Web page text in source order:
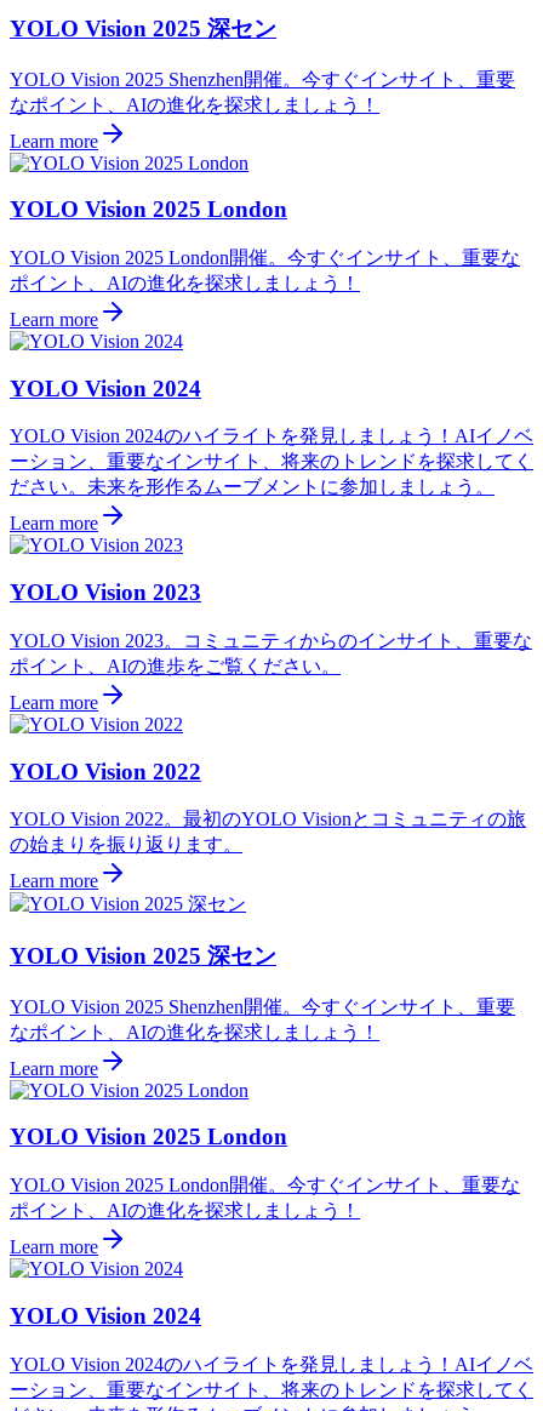
YOLO Vision 2025 深セン
YOLO Vision 2025 Shenzhen開催。今すぐインサイト、重要
なポイント、AIの進化を探求しましょう！
Learn more
YOLO Vision 2025 London
YOLO Vision 2025 London開催。今すぐインサイト、重要な
ポイント、AIの進化を探求しましょう！
Learn more
YOLO Vision 2024
YOLO Vision 2024のハイライトを発見しましょう！AIイノベ
ーション、重要なインサイト、将来のトレンドを探求してく
ださい。未来を形作るムーブメントに参加しましょう。
Learn more
YOLO Vision 2023
YOLO Vision 2023。コミュニティからのインサイト、重要な
ポイント、AIの進歩をご覧ください。
Learn more
YOLO Vision 2022
YOLO Vision 2022。最初のYOLO Visionとコミュニティの旅
の始まりを振り返ります。
Learn more
YOLO Vision 2025 深セン
YOLO Vision 2025 Shenzhen開催。今すぐインサイト、重要
なポイント、AIの進化を探求しましょう！
Learn more
YOLO Vision 2025 London
YOLO Vision 2025 London開催。今すぐインサイト、重要な
ポイント、AIの進化を探求しましょう！
Learn more
YOLO Vision 2024
YOLO Vision 2024のハイライトを発見しましょう！AIイノベ
ーション、重要なインサイト、将来のトレンドを探求してく